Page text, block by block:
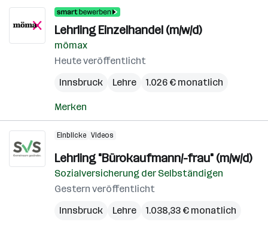
Lehrling Einzelhandel (m/w/d)
mömax
Heute veröffentlicht
Innsbruck
Lehre 1.026 € monatlich
Merken
Einblicke Videos
Lehrling "Bürokaufmann/-frau" (m/w/d)
Sozialversicherung der Selbständigen
Gestern veröffentlicht
Innsbruck
Lehre 1.038,33 € monatlich